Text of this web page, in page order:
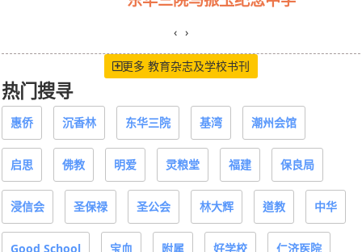
‹ ›
更多 教育杂志及学校书刊
热门搜寻
惠侨 沉香林 东华三院 基湾 潮州会馆
启思 佛教 明爱 灵粮堂 福建 保良局
浸信会 圣保禄 圣公会 林大辉 道教 中华
Good School 宝血 附属 好学校 仁济医院